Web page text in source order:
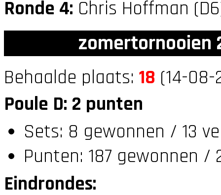
Ronde 4: Chris Hoffman
zomertornooien
Behaalde plaats: 18 (14-08-
Poule D: 2 punten
Sets: 8 gewonnen / 13
Punten: 187 gewonnen /
Eindrondes: